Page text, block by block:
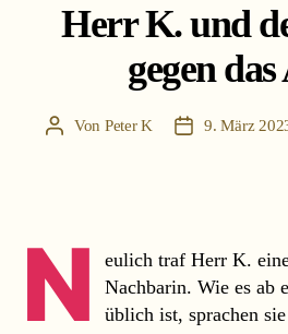
Herr K. und
gegen
Beitragsautor
Von Peter K Beitragsdatum
9. März
N
eulich traf Herr K.
Nachbarin. Wie es ab
üblich ist, sprachen